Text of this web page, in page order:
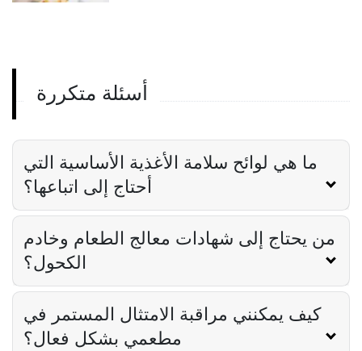
Employee Scheduling
Derrick McMahon Feb 12, 2026
Food Safety
قائمة التحقق من سلامة الغذاء للمطاعم
Derrick McMahon Feb 11, 2026
Restaurant Management
كيف تعرف ما إذا كان مطعمك قد تجاوز
أسئلة متكررة
ما هي لوائح سلامة الأغذية الأساسية التي
أحتاج إلى اتباعها؟
من يحتاج إلى شهادات معالج الطعام وخادم
الكحول؟
كيف يمكنني مراقبة الامتثال المستمر في
مطعمي بشكل فعال؟